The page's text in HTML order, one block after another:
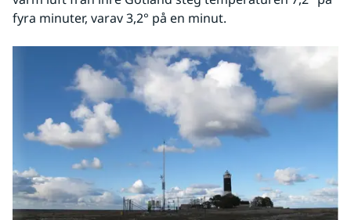
fyra minuter, varav 3,2° på en minut.